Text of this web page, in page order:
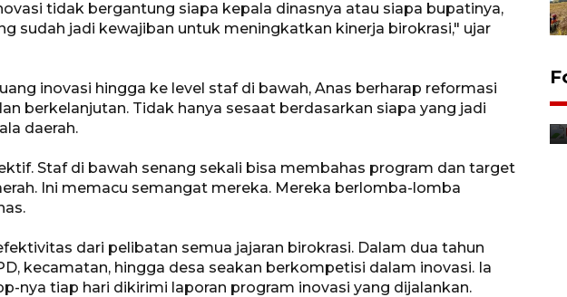
tidak bergantung siapa kepala dinasnya atau siapa bupatinya,
sudah jadi kewajiban untuk meningkatkan kinerja birokrasi," ujar
inovasi hingga ke level staf di bawah, Anas berharap reformasi
berkelanjutan. Tidak hanya sesaat berdasarkan siapa yang jadi
daerah.
Staf di bawah senang sekali bisa membahas program dan target
Ini memacu semangat mereka. Mereka berlomba-lomba
dari pelibatan semua jajaran birokrasi. Dalam dua tahun
kecamatan, hingga desa seakan berkompetisi dalam inovasi. Ia
nya tiap hari dikirimi laporan program inovasi yang dijalankan.
Distribusi bantuan mesin
pertanian di Kediri